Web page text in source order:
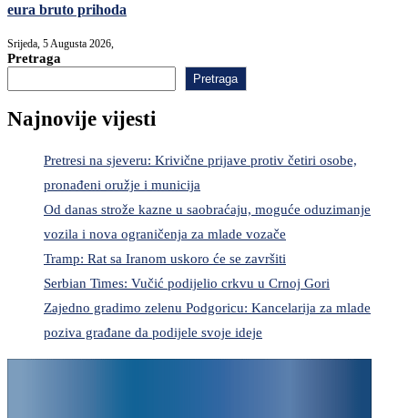
eura bruto prihoda
Srijeda, 5 Augusta 2026,
Pretraga
Pretraga
Najnovije vijesti
Pretresi na sjeveru: Krivične prijave protiv četiri osobe,
pronađeni oružje i municija
Od danas strože kazne u saobraćaju, moguće oduzimanje
vozila i nova ograničenja za mlade vozače
Tramp: Rat sa Iranom uskoro će se završiti
Serbian Times: Vučić podijelio crkvu u Crnoj Gori
Zajedno gradimo zelenu Podgoricu: Kancelarija za mlade
poziva građane da podijele svoje ideje